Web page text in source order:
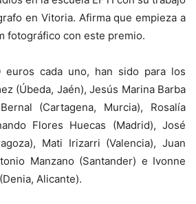
en Vitoria. Afirma que empieza a
fotográfico con este premio.
euros cada uno, han sido para los
(Úbeda, Jaén), Jesús Marina Barba
(Cartagena, Murcia), Rosalía
Flores Huecas (Madrid), José
Mati Irizarri (Valencia), Juan
Manzano (Santander) e Ivonne
Alicante).